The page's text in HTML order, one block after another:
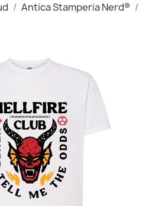
Antica Stamperia Nerd®